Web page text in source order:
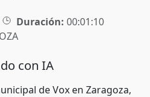
Duración: 00:01:10
con IA
de Vox en Zaragoza,